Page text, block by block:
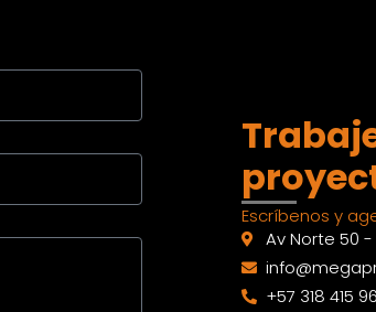
Escríbenos y
Av Norte 50 -
+57 318 415